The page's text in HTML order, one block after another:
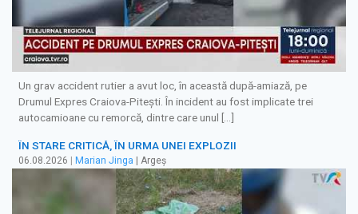
Un grav accident rutier a avut loc, în această după-amiază, pe
Drumul Expres Craiova-Pitești. În incident au fost implicate trei
autocamioane cu remorcă, dintre care unul […]
ÎN STARE CRITICĂ, ÎN URMA UNEI EXPLOZII
06.08.2026 | Marian Jinga | Argeș